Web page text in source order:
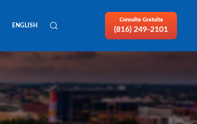
ENGLISH
Consulta Gratuita
(816) 249-2101